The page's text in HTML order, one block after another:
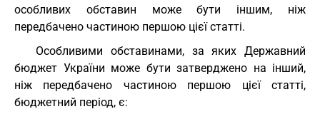
особливих обставин може бути іншим, ніж
передбачено частиною першою цієї статті.
Особливими обставинами, за яких Державний
бюджет України може бути затверджено на інший,
ніж передбачено частиною першою цієї статті,
бюджетний період, є: